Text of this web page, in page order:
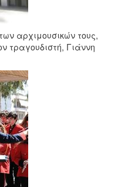
αρχιμουσικών τους,
τραγουδιστή, Γιάννη